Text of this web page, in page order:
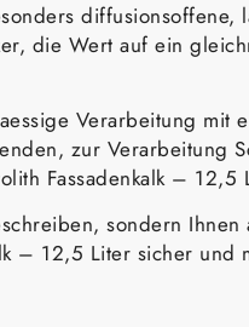
die Wert auf ein
Verarbeitung mit
zur Verarbeitung
Fassadenkalk – 12,5
sondern
– 12,5 Liter sicher und